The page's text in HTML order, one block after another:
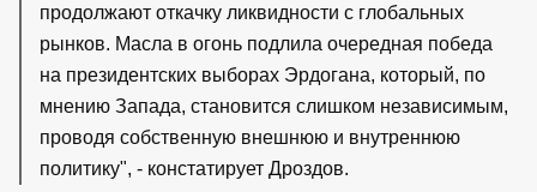
продолжают откачку ликвидности с глобальных
рынков. Масла в огонь подлила очередная победа
на президентских выборах Эрдогана, который, по
мнению Запада, становится слишком независимым,
проводя собственную внешнюю и внутреннюю
политику", - констатирует Дроздов.